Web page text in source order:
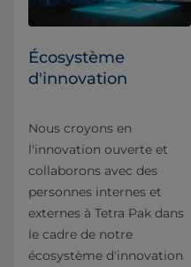
Écosystème
d'innovation
Nous croyons en
l'innovation ouverte et
collaborons avec des
personnes internes et
externes à Tetra Pak dans
le cadre de notre
écosystème d'innovation